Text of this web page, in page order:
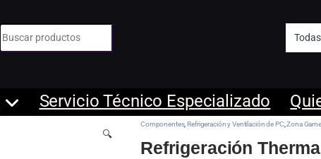
Búsqueda de:
Servicio Técnico Especializado
🔍
Componentes,Refrigeración y Ventilación de PC ,Zona
Refrigeración